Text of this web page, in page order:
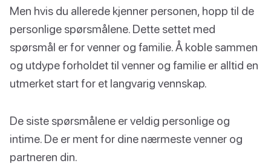
Men hvis du allerede kjenner personen, hopp til de
personlige spørsmålene. Dette settet med
spørsmål er for venner og familie. Å koble sammen
og utdype forholdet til venner og familie er alltid en
utmerket start for et langvarig vennskap.
De siste spørsmålene er veldig personlige og
intime. De er ment for dine nærmeste venner og
partneren din.